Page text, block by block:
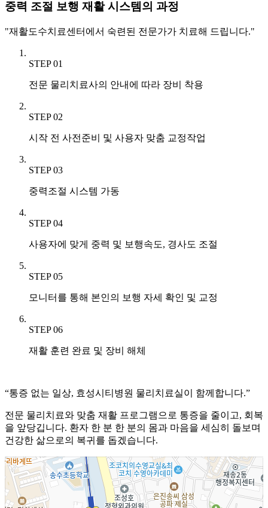
중력 조절 보행 재활 시스템의 과정
"재활도수치료센터에서 숙련된 전문가가 치료해 드립니다."
STEP 01
전문 물리치료사의 안내에 따라 장비 착용
STEP 02
시작 전 사전준비 및 사용자 맞춤 교정작업
STEP 03
중력조절 시스템 가동
STEP 04
사용자에 맞게 중력 및 보행속도, 경사도 조절
STEP 05
모니터를 통해 본인의 보행 자세 확인 및 교정
STEP 06
재활 훈련 완료 및 장비 해체
“통증 없는 일상, 효성시티병원 물리치료실이 함께합니다.”
전문 물리치료와 맞춤 재활 프로그램으로 통증을 줄이고, 회복
을 앞당깁니다. 환자 한 분 한 분의 몸과 마음을 세심히 돌보며
건강한 삶으로의 복귀를 돕겠습니다.